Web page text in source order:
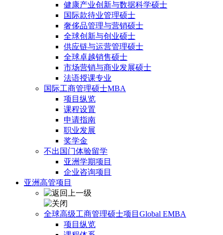
健康产业创新与数据科学硕士
国际款待业管理硕士
奢侈品管理与营销硕士
全球创新与创业硕士
供应链与运营管理硕士
全球卓越销售硕士
市场营销与商业发展硕士
法语授课专业
国际工商管理硕士MBA
项目纵览
课程设置
申请指南
职业发展
奖学金
不出国门体验留学
亚洲学期项目
企业咨询项目
亚洲高管项目
全球高级工商管理硕士项目Global EMBA
项目纵览